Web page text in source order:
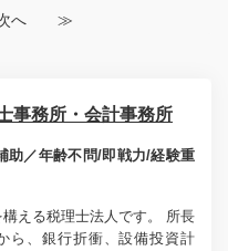
へ ≫
事務所・会計事務所
助／年齢不問/即戦力/経験重
える税理士法人です。 所長
ら、銀行折衝、設備投資計